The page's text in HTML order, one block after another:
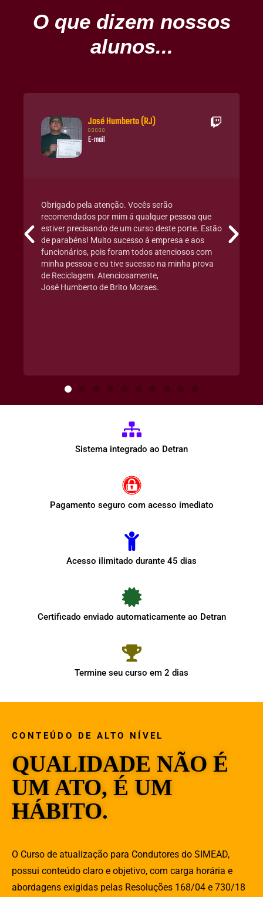
O que dizem nossos
alunos...
José Humberto (RJ)
    
E-mail
Obrigado pela atenção. Vocês serão
recomendados por mim á qualquer pessoa que
estiver precisando de um curso deste porte. Estão
de parabéns! Muito sucesso á empresa e aos
funcionários, pois foram todos atenciosos com
minha pessoa e eu tive sucesso na minha prova
de Reciclagem. Atenciosamente,
José Humberto de Brito Moraes.
Sistema integrado ao Detran
Pagamento seguro com acesso imediato
Acesso ilimitado durante 45 dias
Certificado enviado automaticamente ao Detran
Termine seu curso em 2 dias
CONTEÚDO DE ALTO NÍVEL
QUALIDADE NÃO É
UM ATO, É UM
HÁBITO.
O Curso de atualização para Condutores do SIMEAD,
possui conteúdo claro e objetivo, com carga horária e
abordagens exigidas pelas Resoluções 168/04 e 730/18